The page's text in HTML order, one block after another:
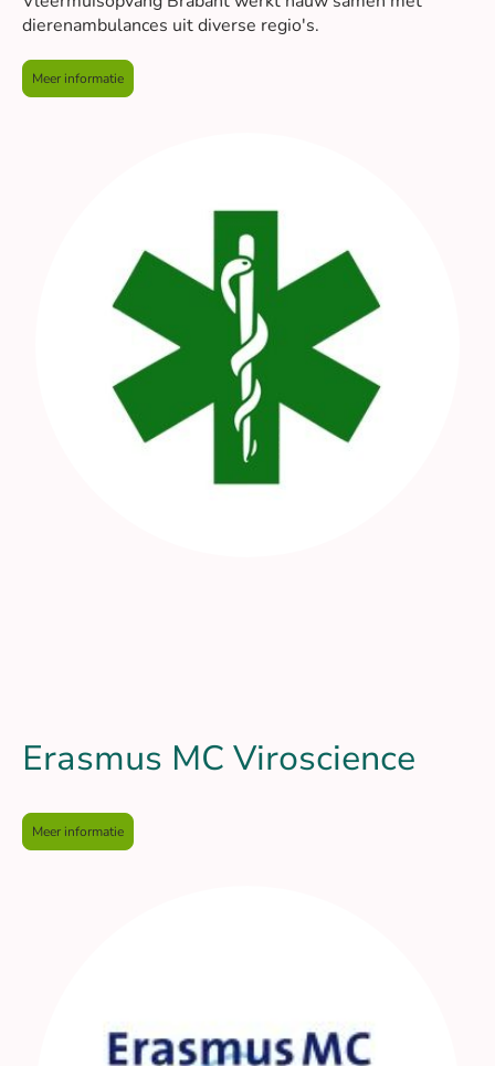
dierenambulances uit diverse regio's.
Meer informatie
Erasmus MC Viroscience
Meer informatie